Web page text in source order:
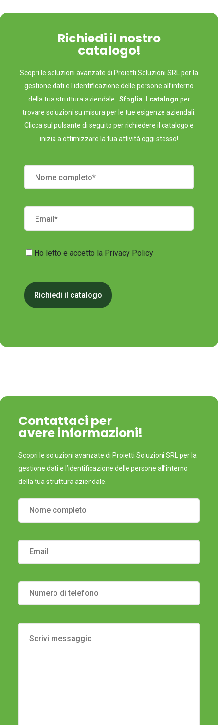
Richiedi il nostro
catalogo!
Scopri le soluzioni avanzate di Proietti Soluzioni SRL per la
gestione dati e l’identificazione delle persone all’interno
della tua struttura aziendale. Sfoglia il catalogo per
trovare soluzioni su misura per le tue esigenze aziendali.
Clicca sul pulsante di seguito per richiedere il catalogo e
inizia a ottimizzare la tua attività oggi stesso!
Ho letto e accetto la Privacy Policy
Contattaci per
avere informazioni!
Scopri le soluzioni avanzate di Proietti Soluzioni SRL per la
gestione dati e l’identificazione delle persone all’interno
della tua struttura aziendale.